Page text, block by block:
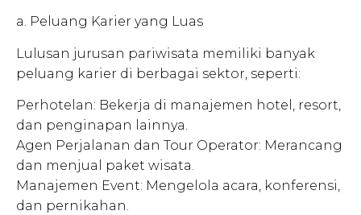
a. Peluang Karier yang Luas
Lulusan jurusan pariwisata memiliki banyak
peluang karier di berbagai sektor, seperti:
Perhotelan: Bekerja di manajemen hotel, resort,
dan penginapan lainnya.
Agen Perjalanan dan Tour Operator: Merancang
dan menjual paket wisata.
Manajemen Event: Mengelola acara, konferensi,
dan pernikahan.